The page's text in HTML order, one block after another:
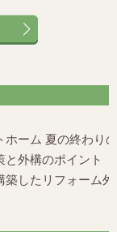
ーム 夏の終わり
外構のポイント
築したリフォーム